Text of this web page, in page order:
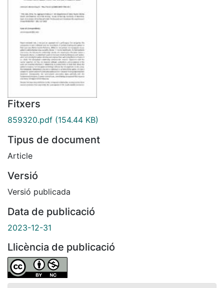
Fitxers
859320.pdf (154.44 KB)
Tipus de document
Article
Versió
Versió publicada
Data de publicació
2023-12-31
Llicència de publicació